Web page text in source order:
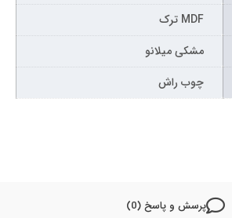
پرسش و پاسخ (0)
MDF ترک
مشکی میلانو
چوب راش